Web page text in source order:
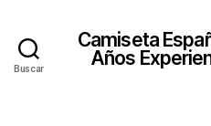
Buscar
Camiseta
Años